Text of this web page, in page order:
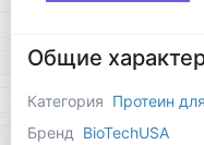
Общие
Категория Протеин
Бренд
BioTechUSA